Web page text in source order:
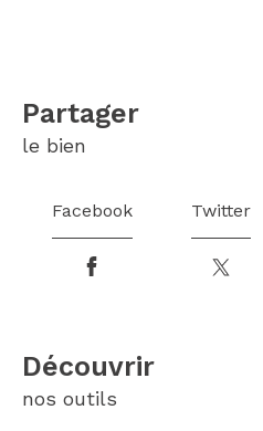
partager
le bien
Facebook Twitter
découvrir
nos outils